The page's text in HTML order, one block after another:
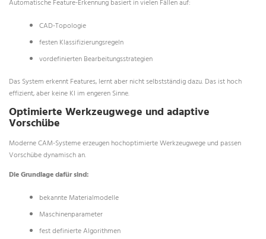
Automatische Feature-Erkennung basiert in vielen Fällen auf:
CAD-Topologie
festen Klassifizierungsregeln
vordefinierten Bearbeitungsstrategien
Das System erkennt Features, lernt aber nicht selbstständig dazu. Das ist hoch
effizient, aber keine KI im engeren Sinne.
Optimierte Werkzeugwege und adaptive
Vorschübe
Moderne CAM-Systeme erzeugen hochoptimierte Werkzeugwege und passen
Vorschübe dynamisch an.
Die Grundlage dafür sind:
bekannte Materialmodelle
Maschinenparameter
fest definierte Algorithmen